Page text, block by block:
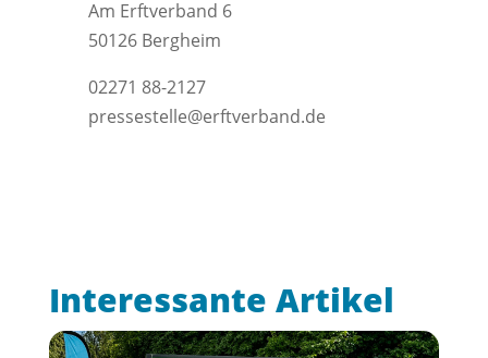
Am Erftverband 6
50126 Bergheim
02271 88-2127
pressestelle@erftverband.de
Interessante Artikel